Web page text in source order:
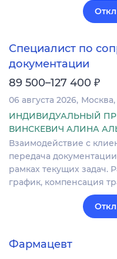
Специалист по
документации
89 500–127 400 ₽
06 августа 2026 Москва
ИНДИВИДУАЛЬНЫЙ
ВИНСКЕВИЧ АЛИНА
Взаимодействие с
передача
рамках текущих задач.
график, компенсация
Фармацевт